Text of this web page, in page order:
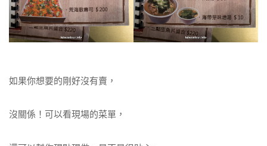
如果你想要的剛好沒有賣，
沒關係！可以看現場的菜單，